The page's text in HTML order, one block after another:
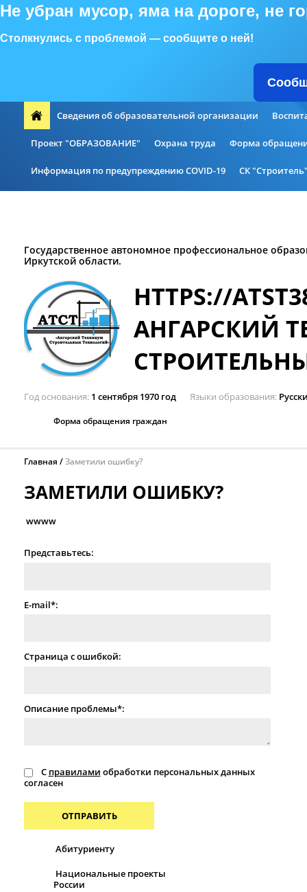
Не убран мусор, яма на дороге, не
Столкнулись с проблемой — сообщите о ней!
Сведения об образовательной организации
Проект "ОБРАЗОВАНИЕ" Охрана труда Форма
Информация по предупреждению COVID-19 СК
Государственное автономное профессиональное
Иркутской области.
HTTPS://
АНГАРСКИЙ
Год основания 1 сентября 1970 год Языки образования
Форма обращения граждан
Главная Заметили ошибку?
ЗАМЕТИЛИ ОШИБКУ?
wwww
Представьтесь:
E-mail*:
Страница с ошибкой:
Описание проблемы*:
С правилами обработки персональных данных
согласен
ОТПРАВИТЬ
Абитуриенту
Национальные проекты
России